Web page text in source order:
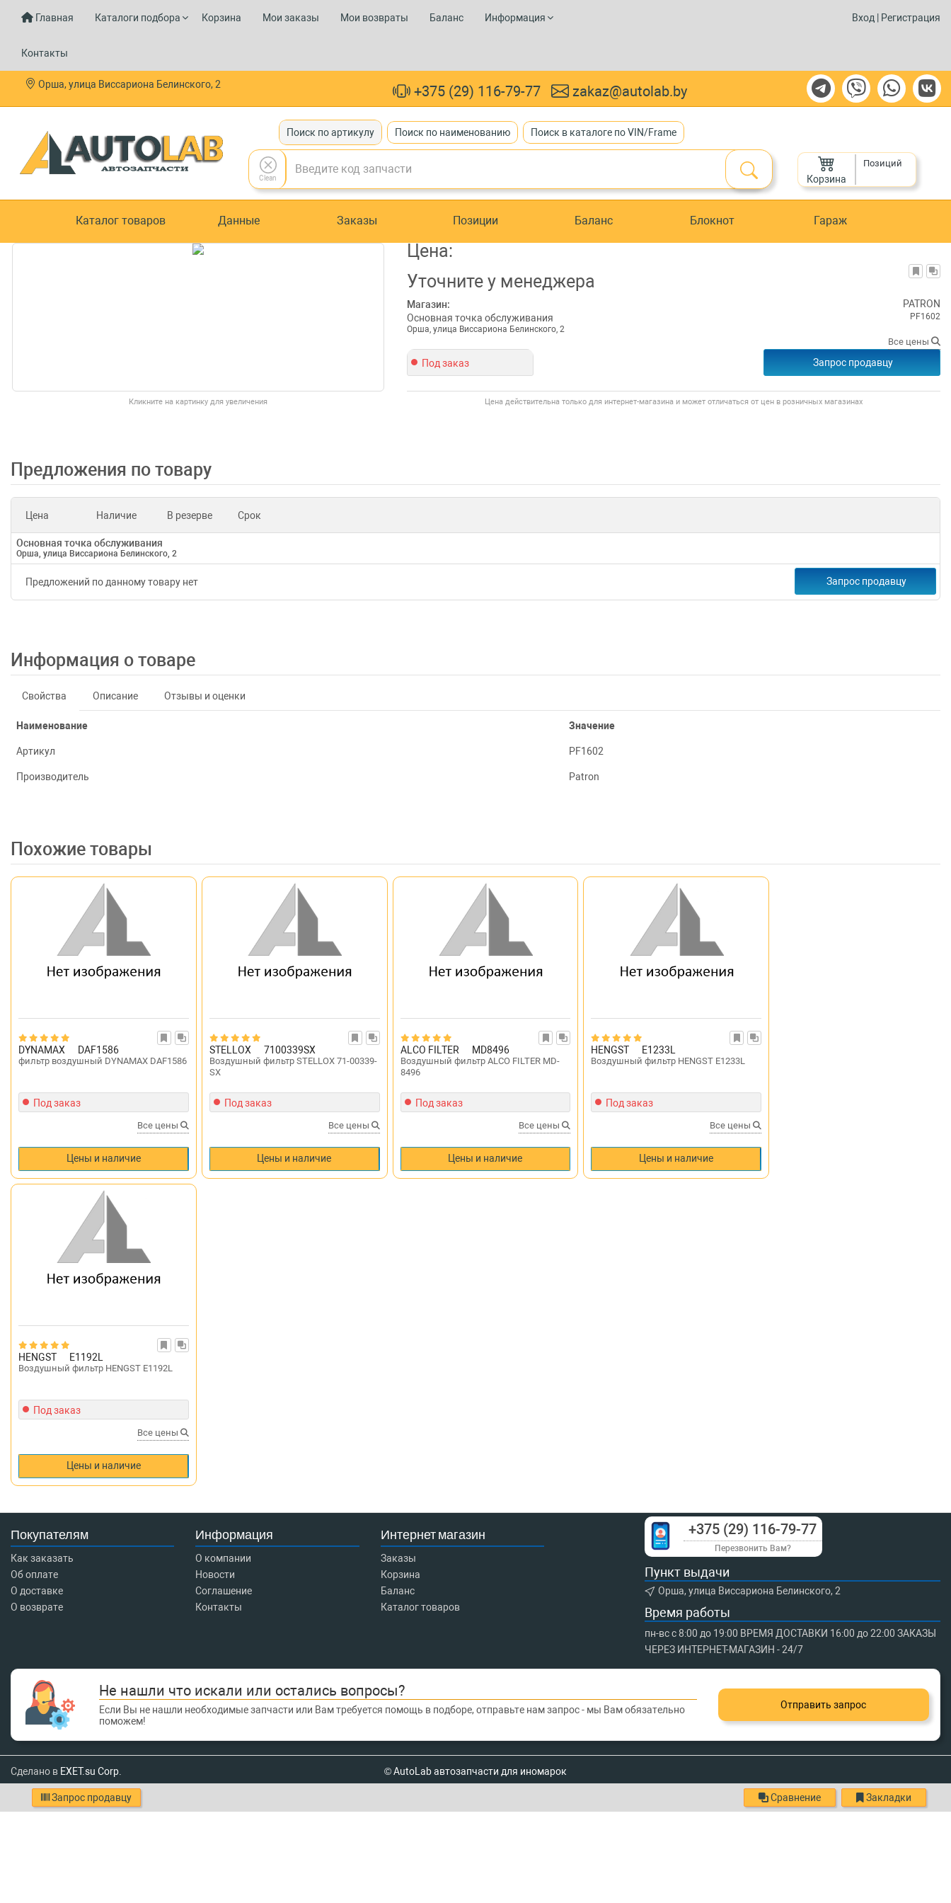
Главная Каталоги подбора Корзина Мои заказы Мои возвраты Баланс Информация
Контакты
Вход Регистрация
Орша, улица Виссариона Белинского, 2 +375 (29) 116-79-77 zakaz@autolab.by
Поиск по артикулу Поиск по наименованию Поиск в каталоге по VIN/Frame
Clean Корзина
Позиций
Каталог товаров Данные Заказы Позиции Баланс Блокнот Гараж
Кликните на картинку для увеличения
Цена:
Уточните у менеджера
Магазин:
Основная точка обслуживания
Орша, улица Виссариона Белинского, 2
PATRON
PF1602
Все цены
Под заказ Запрос продавцу
Цена действительна только для интернет-магазина и может отличаться от цен в розничных магазинах
Предложения по товару
Цена Наличие В резерве Срок
Основная точка обслуживания
Орша, улица Виссариона Белинского, 2
Предложений по данному товару нет Запрос продавцу
Информация о товаре
Свойства Описание Отзывы и оценки
Наименование Значение
Артикул PF1602
Производитель Patron
Похожие товары
DYNAMAX DAF1586
фильтр воздушный DYNAMAX DAF1586
Под заказ
Все цены
Цены и наличие
STELLOX 7100339SX
Воздушный фильтр STELLOX 71-00339-
SX
Под заказ
Все цены
Цены и наличие
ALCO FILTER MD8496
Воздушный фильтр ALCO FILTER MD-
8496
Под заказ
Все цены
Цены и наличие
HENGST E1233L
Воздушный фильтр HENGST E1233L
Под заказ
Все цены
Цены и наличие
HENGST E1192L
Воздушный фильтр HENGST E1192L
Под заказ
Все цены
Цены и наличие
Покупателям
Как заказать
Об оплате
О доставке
О возврате
Информация
О компании
Новости
Соглашение
Контакты
Интернет магазин
Заказы
Корзина
Баланс
Каталог товаров
+375 (29) 116-79-77
Перезвонить Вам?
Пункт выдачи
Орша, улица Виссариона Белинского, 2
Время работы
пн-вс с 8:00 до 19:00 ВРЕМЯ ДОСТАВКИ 16:00 до 22:00 ЗАКАЗЫ
ЧЕРЕЗ ИНТЕРНЕТ-МАГАЗИН - 24/7
Не нашли что искали или остались вопросы?
Если Вы не нашли необходимые запчасти или Вам требуется помощь в подборе, отправьте нам запрос - мы Вам обязательно
поможем!
Отправить запрос
Сделано в EXET.su Corp. © AutoLab автозапчасти для иномарок
Запрос продавцу Сравнение Закладки